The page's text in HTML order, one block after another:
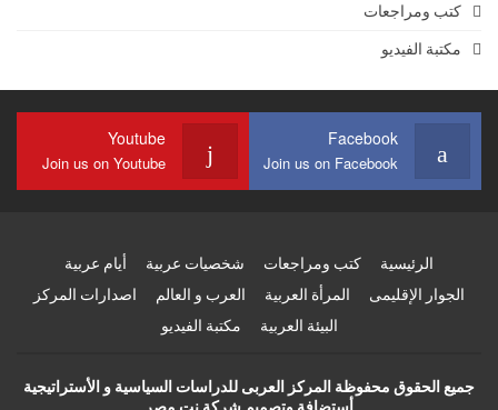
كتب ومراجعات
مكتبة الفيديو
Facebook
Join us on Facebook
Youtube
Join us on Youtube
الرئيسية كتب ومراجعات شخصيات عربية
أيام عربية
الجوار الإقليمى
المرأة العربية العرب و العالم
اصدارات المركز
البيئة العربية
مكتبة الفيديو
جميع الحقوق محفوظة المركز العربى للدراسات السياسية و الأستراتيجية